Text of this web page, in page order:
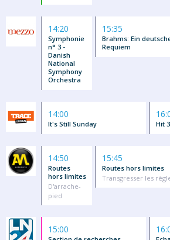
14:20
Symphonie
n° 3 -
Danish
National
Symphony
Orchestra
15:35
Brahms: Ein
Requiem
14:00
It's Still Sunday Hit
14:50
Routes
hors limites
D'arrache-
pied
15:45
Routes hors limites
Transgresser les
15:00